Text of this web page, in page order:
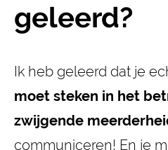
geleerd?
Ik heb geleerd dat je
moet steken in het
zwijgende
communiceren! En je